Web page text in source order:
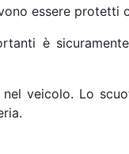
essere protetti
è
veicolo. Lo